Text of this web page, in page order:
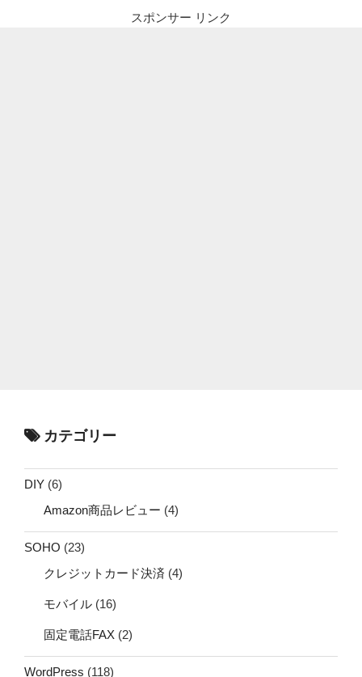
スポンサー リンク
カテゴリー
DIY (6)
Amazon商品レビュー (4)
SOHO (23)
クレジットカード決済 (4)
モバイル (16)
固定電話FAX (2)
WordPress (118)